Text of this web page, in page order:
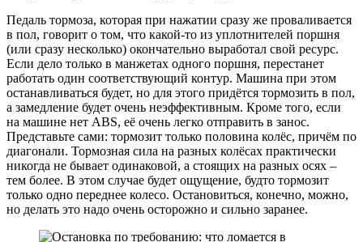
Педаль тормоза, которая при нажатии сразу же проваливается
в пол, говорит о том, что какой-то из уплотнителей поршня
(или сразу несколько) окончательно выработал свой ресурс.
Если дело только в манжетах одного поршня, перестанет
работать один соответствующий контур. Машина при этом
останавливаться будет, но для этого придётся тормозить в пол,
а замедление будет очень неэффективным. Кроме того, если
на машине нет ABS, её очень легко отправить в занос.
Представьте сами: тормозит только половина колёс, причём по
диагонали. Тормозная сила на разных колёсах практически
никогда не бывает одинаковой, а стоящих на разных осях –
тем более. В этом случае будет ощущение, будто тормозит
только одно переднее колесо. Остановиться, конечно, можно,
но делать это надо очень осторожно и сильно заранее.